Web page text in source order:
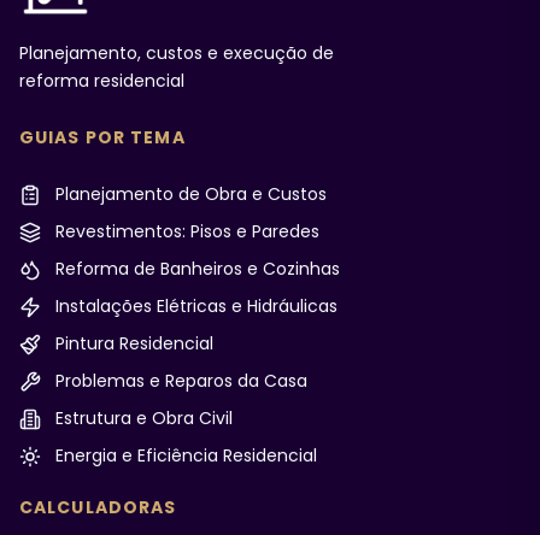
Planejamento, custos e execução de
reforma residencial
GUIAS POR TEMA
Planejamento de Obra e Custos
Revestimentos: Pisos e Paredes
Reforma de Banheiros e Cozinhas
Instalações Elétricas e Hidráulicas
Pintura Residencial
Problemas e Reparos da Casa
Estrutura e Obra Civil
Energia e Eficiência Residencial
CALCULADORAS